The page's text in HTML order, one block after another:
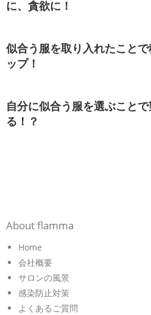
に、貪欲に！
似合う服を取り入れたこと
ップ！
自分に似合う服を選ぶこと
る！？
About flamma
Home
会社概要
サロンの風景
感染防止対策
よくあるご質問